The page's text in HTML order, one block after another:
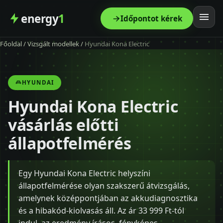
energy1 Időpontot kérek
Főoldal
Szolgáltatás
Árak
Modellek
Kapcsolat
Blog
Főoldal/Vizsgált modellek/ Hyundai Kona Electric
HYUNDAI
Hyundai Kona Electric
vásárlás előtti
állapotfelmérés
Egy Hyundai Kona Electric helyszíni
állapotfelmérése olyan szakszerű átvizsgálás,
amelynek középpontjában az akkudiagnosztika
és a hibakód-kiolvasás áll. Az ár 33 999 Ft-tól